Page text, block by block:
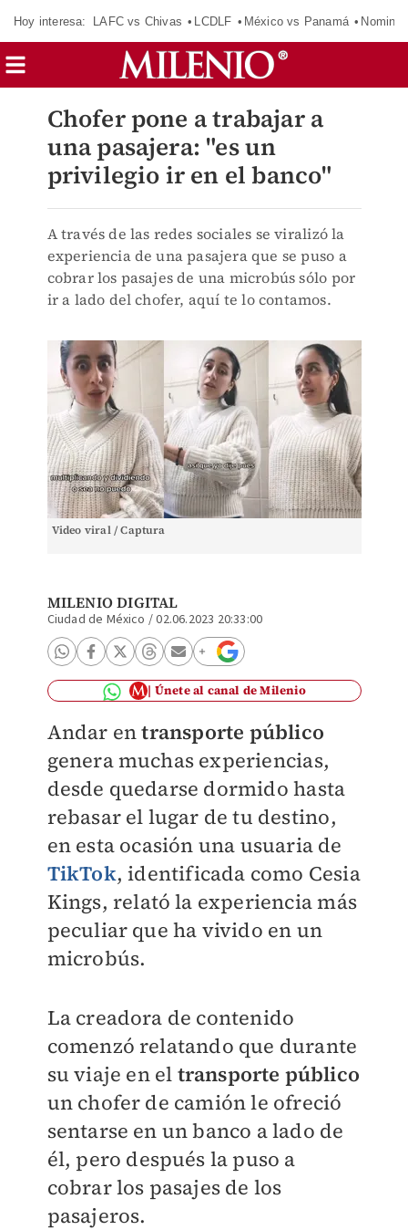
Hoy interesa: LAFC vs Chivas LCDLF México vs Panamá
Chofer pone a trabajar a
una pasajera: "es un
privilegio ir en el banco"
A través de las redes sociales se viralizó la
experiencia de una pasajera que se puso a
cobrar los pasajes de una microbús sólo por
ir a lado del chofer, aquí te lo contamos.
Video viral / Captura
MILENIO DIGITAL
Ciudad de México /02.06.2023 20:33:00
Únete al canal de Milenio
Andar entransporte público
genera muchas experiencias,
desde quedarse dormido hasta
rebasar el lugar de tu destino,
en esta ocasión una usuaria de
TikTok, identificada como Cesia
Kings, relató la experiencia más
peculiar que ha vivido en un
microbús.
La creadora de contenido
comenzó relatando que durante
su viaje en el transporte público
un chofer de camión le ofreció
sentarse en un banco a lado de
él, pero después la puso a
cobrar los pasajes de los
pasajeros.